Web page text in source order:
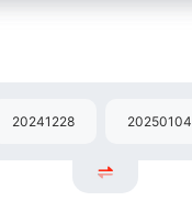
20241228 20250104